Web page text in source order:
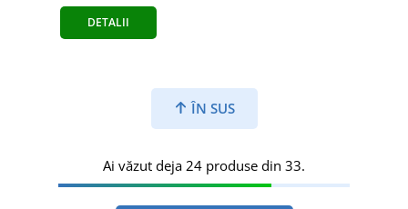
DETALII
ÎN SUS
Ai văzut deja 24 produse din 33.